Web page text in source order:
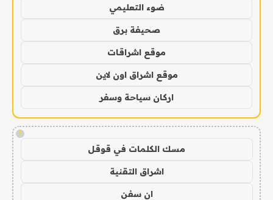
ضوء التعليمي
صحيفة برق
موقع اشراقات
موقع اشراق اون لاين
اركان سياحة وسفر
!
مسك الكلمات في قوقل
اشراق التقنية
ان سفن